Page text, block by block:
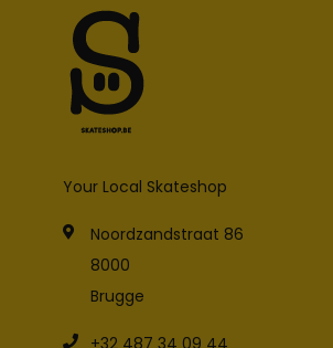
Your Local Skateshop
Noordzandstraat 86
8000
Brugge
+32 487 34 09 44